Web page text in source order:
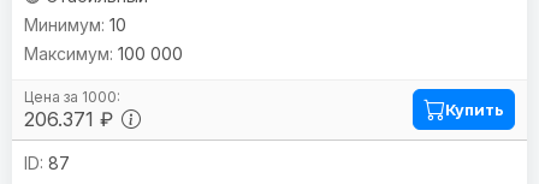
206.371 ₽
10
100 000
Купить
87